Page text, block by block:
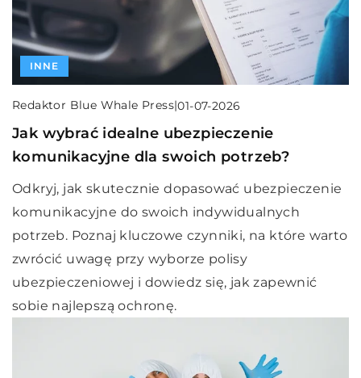
INNE
Redaktor Blue Whale Press|01-07-2026
Jak wybrać idealne ubezpieczenie
komunikacyjne dla swoich potrzeb?
Odkryj, jak skutecznie dopasować ubezpieczenie
komunikacyjne do swoich indywidualnych
potrzeb. Poznaj kluczowe czynniki, na które warto
zwrócić uwagę przy wyborze polisy
ubezpieczeniowej i dowiedz się, jak zapewnić
sobie najlepszą ochronę.